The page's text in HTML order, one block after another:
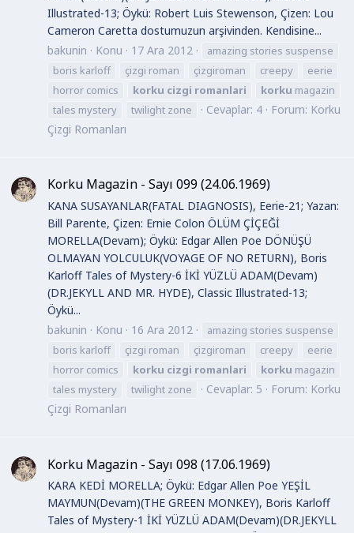
Illustrated-13; Öykü: Robert Luis Stewenson, Çizen: Lou
Cameron Caretta dostumuzun arşivinden. Kendisine...
bakunin
Konu 17 Ara 2012
amazing stories suspense
boris karloff
çizgi roman çizgiroman creepy
eerie
horror comics
korku cizgi romanlari korku magazin
tales mystery
twilight zone Cevaplar: 4 Forum: Korku
Çizgi Romanları
Korku Magazin - Sayı 099 (24.06.1969)
KANA SUSAYANLAR(FATAL DIAGNOSIS), Eerie-21; Yazan:
Bill Parente, Çizen: Ernie Colon ÖLÜM ÇİÇEĞİ
MORELLA(Devam); Öykü: Edgar Allen Poe DÖNÜŞÜ
OLMAYAN YOLCULUK(VOYAGE OF NO RETURN), Boris
Karloff Tales of Mystery-6 İKİ YÜZLÜ ADAM(Devam)
(DR.JEKYLL AND MR. HYDE), Classic Illustrated-13;
Öykü...
bakunin
Konu 16 Ara 2012
amazing stories suspense
boris karloff
çizgi roman çizgiroman creepy
eerie
horror comics
korku cizgi romanlari korku magazin
tales mystery
twilight zone Cevaplar: 5 Forum: Korku
Çizgi Romanları
Korku Magazin - Sayı 098 (17.06.1969)
KARA KEDİ MORELLA; Öykü: Edgar Allen Poe YEŞİL
MAYMUN(Devam)(THE GREEN MONKEY), Boris Karloff
Tales of Mystery-1 İKİ YÜZLÜ ADAM(Devam)(DR.JEKYLL